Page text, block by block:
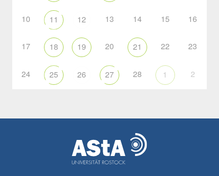
10 11 12 13 14 15 16
17 18 19 20 21 22 23
24 25 26 27 28 1 2